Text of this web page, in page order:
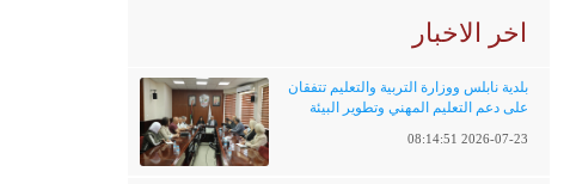
اخر الاخبار
بلدية نابلس ووزارة التربية والتعليم تتفقان
على دعم التعليم المهني وتطوير البيئة
2026-07-23 08:14:51